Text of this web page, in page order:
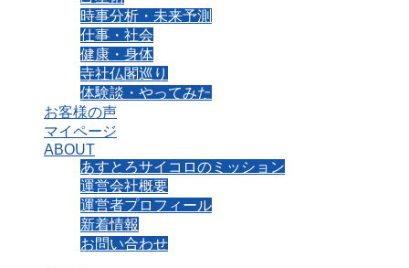
時事分析・未来予測
仕事・社会
健康・身体
寺社仏閣巡り
体験談・やってみた
お客様の声
マイページ
ABOUT
あすとろサイコロのミッション
運営会社概要
運営者プロフィール
新着情報
お問い合わせ